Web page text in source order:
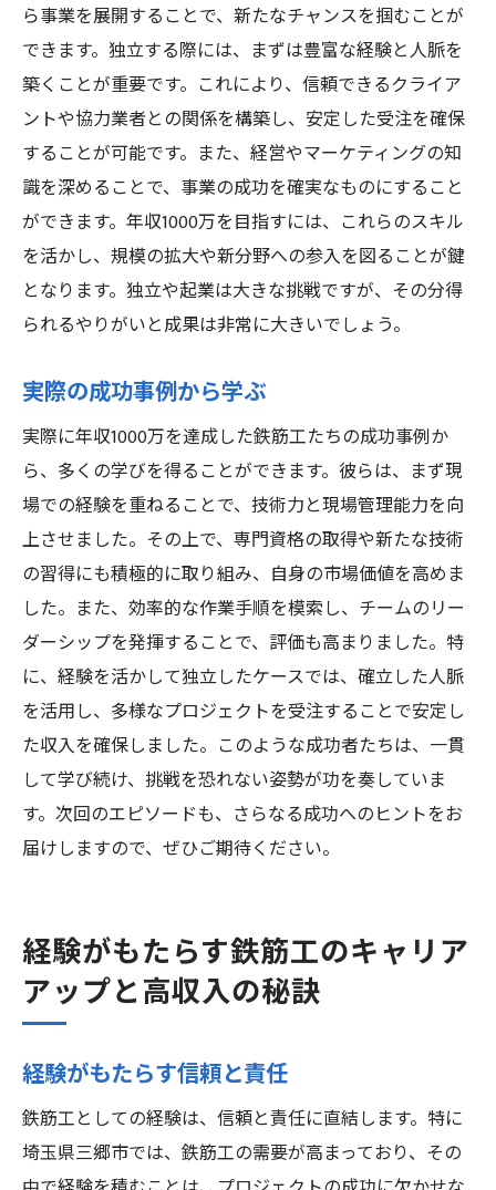
ら事業を展開することで、新たなチャンスを掴むことが
できます。独立する際には、まずは豊富な経験と人脈を
築くことが重要です。これにより、信頼できるクライア
ントや協力業者との関係を構築し、安定した受注を確保
することが可能です。また、経営やマーケティングの知
識を深めることで、事業の成功を確実なものにすること
ができます。年収1000万を目指すには、これらのスキル
を活かし、規模の拡大や新分野への参入を図ることが鍵
となります。独立や起業は大きな挑戦ですが、その分得
られるやりがいと成果は非常に大きいでしょう。
実際の成功事例から学ぶ
実際に年収1000万を達成した鉄筋工たちの成功事例か
ら、多くの学びを得ることができます。彼らは、まず現
場での経験を重ねることで、技術力と現場管理能力を向
上させました。その上で、専門資格の取得や新たな技術
の習得にも積極的に取り組み、自身の市場価値を高めま
した。また、効率的な作業手順を模索し、チームのリー
ダーシップを発揮することで、評価も高まりました。特
に、経験を活かして独立したケースでは、確立した人脈
を活用し、多様なプロジェクトを受注することで安定し
た収入を確保しました。このような成功者たちは、一貫
して学び続け、挑戦を恐れない姿勢が功を奏していま
す。次回のエピソードも、さらなる成功へのヒントをお
届けしますので、ぜひご期待ください。
経験がもたらす鉄筋工のキャリア
アップと高収入の秘訣
経験がもたらす信頼と責任
鉄筋工としての経験は、信頼と責任に直結します。特に
埼玉県三郷市では、鉄筋工の需要が高まっており、その